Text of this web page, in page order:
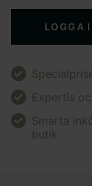
LOGGA
Expertis
Smarta
butik